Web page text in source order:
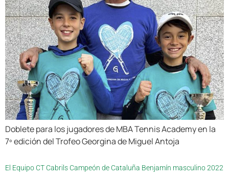
Doblete para los jugadores de MBA Tennis Academy en la
7º edición del Trofeo Georgina de Miguel Antoja
El Equipo CT Cabrils Campeón de Cataluña Benjamín masculino 2022